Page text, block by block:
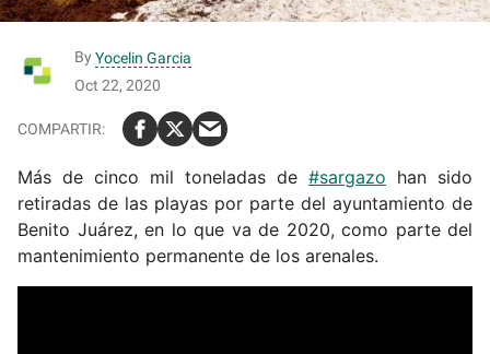
By Yocelin Garcia
Oct 22, 2020
Más de cinco mil toneladas de #sargazo han sido
retiradas de las playas por parte del ayuntamiento de
Benito Juárez, en lo que va de 2020, como parte del
mantenimiento permanente de los arenales.